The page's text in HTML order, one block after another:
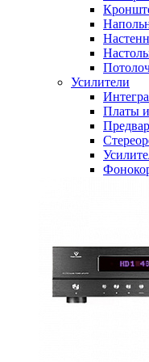
Усилители
Платы